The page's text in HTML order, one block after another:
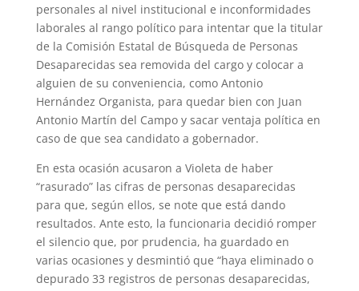
personales al nivel institucional e inconformidades
laborales al rango político para intentar que la titular
de la Comisión Estatal de Búsqueda de Personas
Desaparecidas sea removida del cargo y colocar a
alguien de su conveniencia, como Antonio
Hernández Organista, para quedar bien con Juan
Antonio Martín del Campo y sacar ventaja política en
caso de que sea candidato a gobernador.
En esta ocasión acusaron a Violeta de haber
“rasurado” las cifras de personas desaparecidas
para que, según ellos, se note que está dando
resultados. Ante esto, la funcionaria decidió romper
el silencio que, por prudencia, ha guardado en
varias ocasiones y desmintió que “haya eliminado o
depurado 33 registros de personas desaparecidas,